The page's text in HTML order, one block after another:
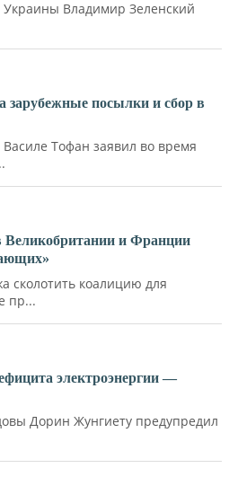
Украины Владимир Зеленский
посылки и сбор в
Тофан заявил во время
Великобритании и Франции
сколотить коалицию для
пр...
электроэнергии —
Дорин Жунгиету предупредил